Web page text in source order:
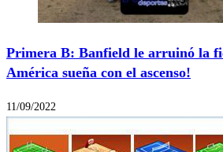
Primera B: Banfield le arruinó la
América sueña con el ascenso!
11/09/2022